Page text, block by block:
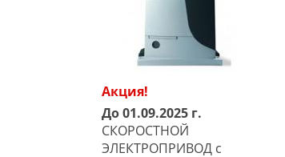
Акция!
До 01.09.2025 г.
СКОРОСТНОЙ
ЭЛЕКТРОПРИВОД с